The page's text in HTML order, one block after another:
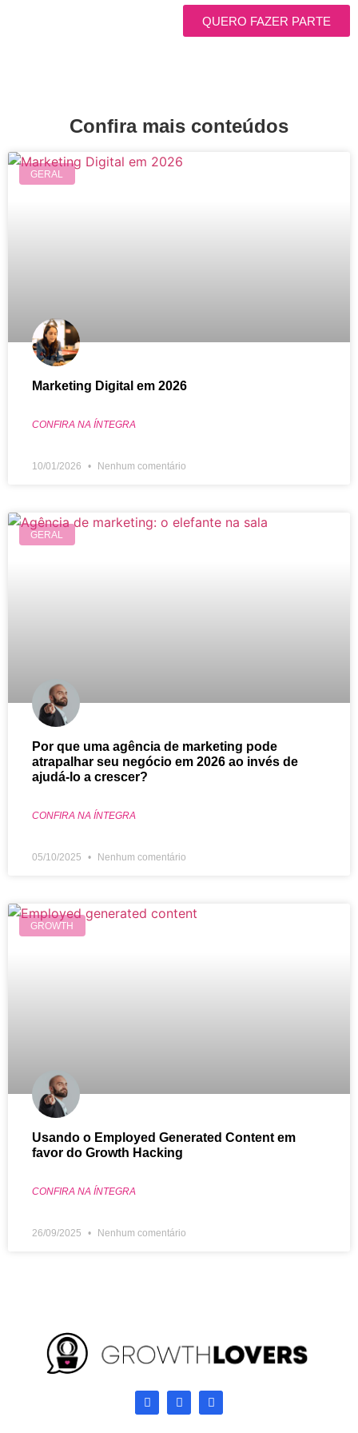
QUERO FAZER PARTE
Confira mais conteúdos
GERAL
Marketing Digital em 2026
CONFIRA NA ÍNTEGRA
10/01/2026 Nenhum comentário
GERAL
Por que uma agência de marketing pode
atrapalhar seu negócio em 2026 ao invés de
ajudá-lo a crescer?
CONFIRA NA ÍNTEGRA
05/10/2025 Nenhum comentário
GROWTH
Usando o Employed Generated Content em
favor do Growth Hacking
CONFIRA NA ÍNTEGRA
26/09/2025 Nenhum comentário